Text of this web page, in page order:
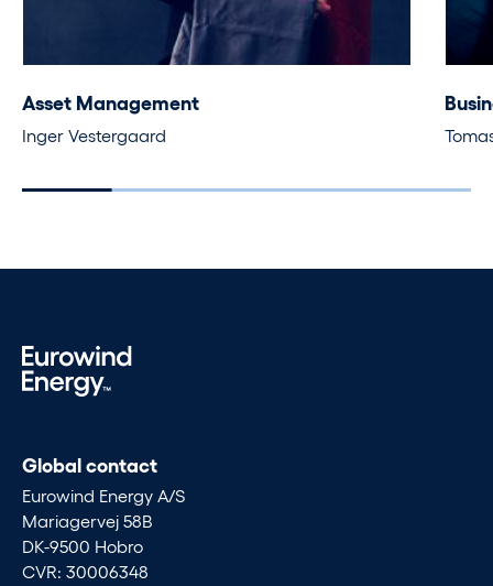
Asset Management
Inger Vestergaard
Global contact
Eurowind Energy A/S
Mariagervej 58B
DK-9500 Hobro
CVR: 30006348